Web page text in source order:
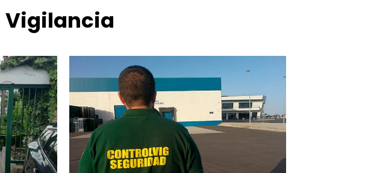
Vigilancia